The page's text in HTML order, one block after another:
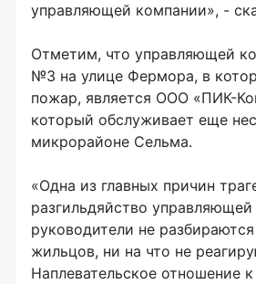
управляющей компании», -
Отметим, что управляющей
№3 на улице Фермора, в
пожар, является ООО «ПИК-
который обслуживает еще
микрорайоне Сельма.
«Одна из главных причин
разгильдяйство
руководители не
жильцов, ни на что не
Наплевательское отношение